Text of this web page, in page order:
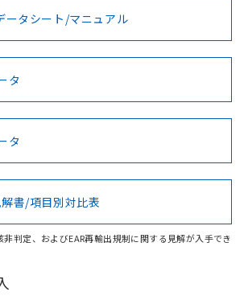
条件
事項・凡例
Hg Cd Cr(VI)
O
が混在する可能性があります。
DNV型式承認
（ノルウェー
BV型式承認
（フランス
KR型式
（韓国
No No No
この製品の規格認証/適合状況ページへ
証はこちらのページからご検索ください
ータシート/マニュアル
タ
タ
書/項目別対比表
判定、およびEAR再輸出規制に関する見解が入手でき